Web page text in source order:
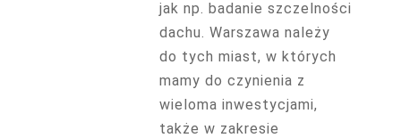
jak np. badanie szczelności
dachu. Warszawa należy
do tych miast, w których
mamy do czynienia z
wieloma inwestycjami,
także w zakresie